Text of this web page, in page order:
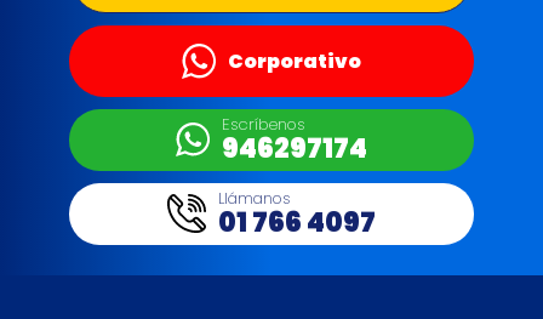
Corporativo
Escríbenos
946297174
Llámanos
01 766 4097